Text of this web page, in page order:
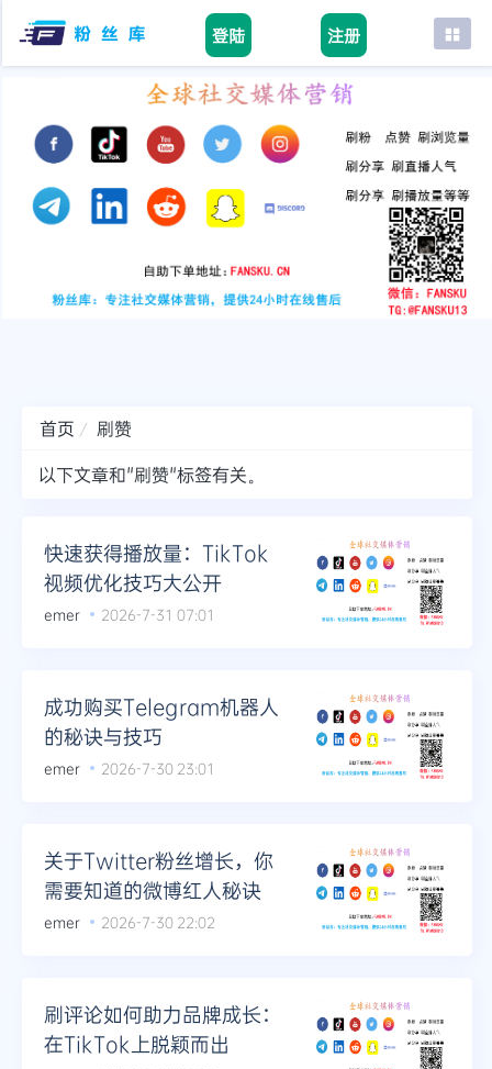
登陆 注册
首页
tiktok
youtube
instagram
首页
刷赞
以下文章和"刷赞"标签有关。
快速获得播放量：TikTok
视频优化技巧大公开
emer 2026-7-31 07:01
成功购买Telegram机器人
的秘诀与技巧
emer 2026-7-30 23:01
关于Twitter粉丝增长，你
需要知道的微博红人秘诀
emer 2026-7-30 22:02
刷评论如何助力品牌成长：
在TikTok上脱颖而出